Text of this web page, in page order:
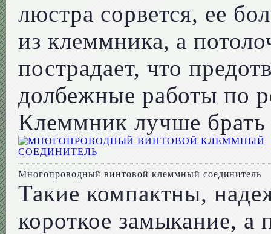
люстра сорвется, ее
из клеммника, а
пострадает, что
долбежные работы по
Клеммник лучше
Многопроводный винтовой клеммный соединитель
Такие компактны,
короткое замыкание, а